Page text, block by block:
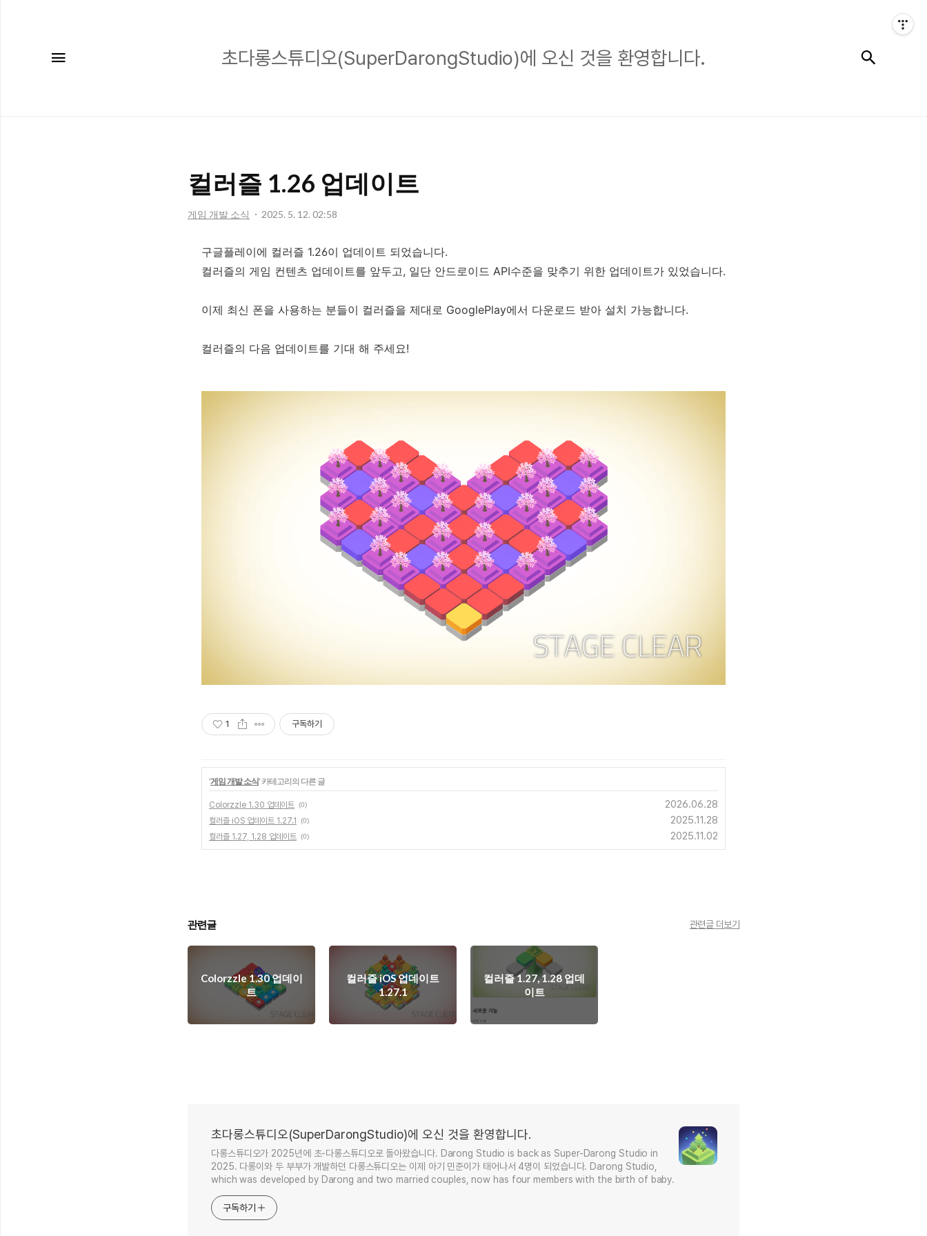
다
신
것
을
합
초다롱스튜디오(SuperDarongStudio)에 오신 것을 환영합니다.
컬러즐 1.26 업데이트
게임 개발 소식 2025. 5. 12. 02:58
구글플레이에 컬러즐 1.26이 업데이트 되었습니다.
컬러즐의 게임 컨텐츠 업데이트를 앞두고, 일단 안드로이드 API수준을 맞추기 위한 업데이트가 있었습니다.
이제 최신 폰을 사용하는 분들이 컬러즐을 제대로 GooglePlay에서 다운로드 받아 설치 가능합니다.
컬러즐의 다음 업데이트를 기대 해 주세요!
1 구독하기
'게임 개발 소식' 카테고리의 다른 글
Colorzzle 1.30 업데이트 (0) 2026.06.28
컬러즐 iOS 업데이트 1.27.1 (0) 2025.11.28
컬러즐 1.27, 1.28 업데이트 (0) 2025.11.02
관련글 관련글 더보기
Colorzzle 1.30 업데이
트
컬러즐 iOS 업데이트
1.27.1
컬러즐 1.27, 1.28 업데
이트
초다롱스튜디오(SuperDarongStudio)에 오신 것을 환영합니다.
다롱스튜디오가 2025년에 초-다롱스튜디오로 돌아왔습니다. Darong Studio is back as Super-Darong Studio in
2025. 다롱이와 두 부부가 개발하던 다롱스튜디오는 이제 아기 민준이가 태어나서 4명이 되었습니다. Darong Studio,
which was developed by Darong and two married couples, now has four members with the birth of baby.
구독하기